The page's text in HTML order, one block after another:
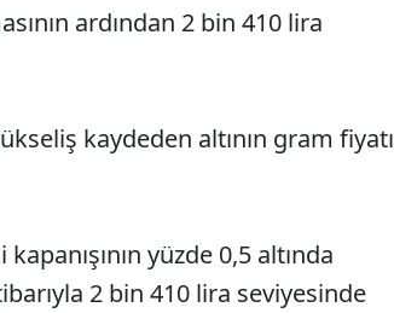
ardından 2 bin 410 lira
kaydeden altının gram fiyatı
yüzde 0,5 altında
2 bin 410 lira seviyesinde